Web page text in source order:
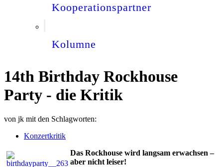
Kooperationspartner
Kolumne
14th Birthday Rockhouse
Party - die Kritik
von jk mit den Schlagworten:
Konzertkritik
Das Rockhouse wird langsam erwachsen –
aber nicht leiser!